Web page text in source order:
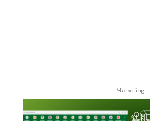
- Marketing -